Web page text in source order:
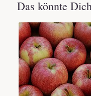
Das könnte